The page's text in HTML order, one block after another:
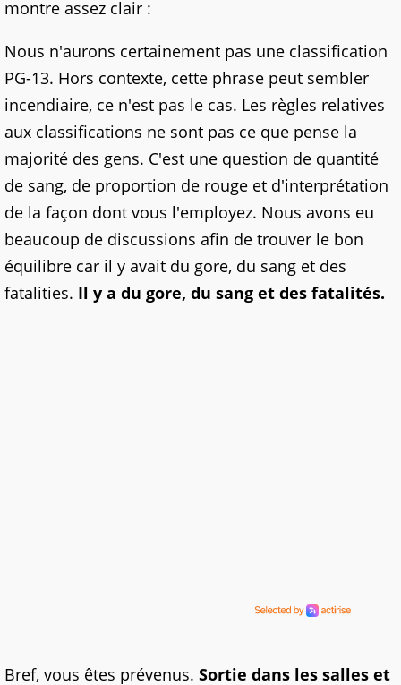
montre assez clair :
Nous n'aurons certainement pas une classification
PG-13. Hors contexte, cette phrase peut sembler
incendiaire, ce n'est pas le cas. Les règles relatives
aux classifications ne sont pas ce que pense la
majorité des gens. C'est une question de quantité
de sang, de proportion de rouge et d'interprétation
de la façon dont vous l'employez. Nous avons eu
beaucoup de discussions afin de trouver le bon
équilibre car il y avait du gore, du sang et des
fatalities. Il y a du gore, du sang et des fatalités.
Bref, vous êtes prévenus. Sortie dans les salles et